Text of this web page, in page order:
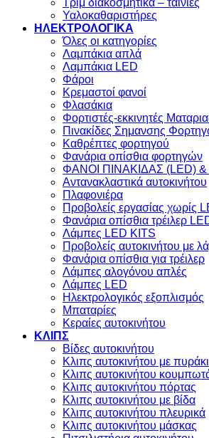
Τριμ διακοσμητικά – ταινίες
Υαλοκαθαριστήρες
ΗΛΕΚΤΡΟΛΟΓΙΚΑ
Όλες οι κατηγορίες
Λαμπάκια απλά
Λαμπάκια LED
Φάροι
Κρεμαστοί φανοί
Φλασάκια
Φορτιστές-εκκινητές
Πινακίδες Σημανσης
Kαθρέπτες φορτηγού
Φανάρια οπίσθια φορτηγών
ΦΑΝΟΙ ΠΙΝΑΚΙΔΑΣ (LED) &
Aντανακλαστικά αυτοκινήτου
Πλαφονιέρα
Προβολείς εργασίας χωρίς
Φανάρια οπίσθια τρέιλερ
Λάμπες LED KITS
Προβολείς αυτοκινήτου με
Φανάρια οπίσθια για τρέιλερ
Λάμπες αλογόνου απλές
Λάμπες LED
Ηλεκτρολογικός εξοπλισμός
Μπαταρίες
Κεραίες αυτοκινήτου
ΚΛΙΠΣ
Βίδες αυτοκινήτου
Kλιπς αυτοκινήτου με πυράκι
Kλιπς αυτοκινήτου
Κλιπς αυτοκινήτου πόρτας
Κλιπς αυτοκινήτου με βίδα
Kλιπς αυτοκινήτου πλευρικά
Kλιπς αυτοκινήτου μάσκας